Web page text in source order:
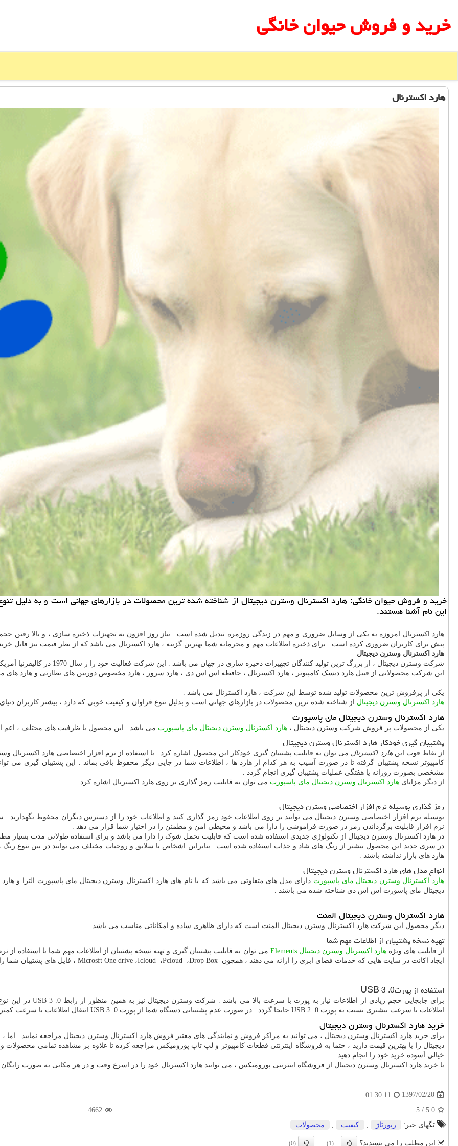
خرید و فروش حیوان خانگی
هارد اكسترنال
خرید و فروش حیوان خانگی: هارد اكسترنال وسترن دیجیتال از شناخته شده ترین محصولات در بازارهای جهانی است و به دلیل تنوع
این نام آشنا هستند.
هارد اکسترنال امروزه به یکی از وسایل ضروری و مهم در زندگی روزمره تبدیل شده است . نیاز روز افزون به تجهیزات ذخیره سازی ، و بالا رفتن حجم
پیش برای کاربران ضروری کرده است . برای ذخیره اطلاعات مهم و محرمانه شما بهترین گزینه ، هارد اکسترنال می باشد که از نظر قیمت نیز قابل
هارد اکسترنال وسترن دیجیتال
شرکت وسترن دیجیتال ، از بزرگ ترین تولید کنندگان تجهیزات ذخیره سازی در جهان می باشد . این شرکت فعالیت خود را ز سال 1970 در کالیفرنیا آمریکا آغاز کرده است .
این شرکت محصولاتی از قبیل هارد دیسک کامپیوتر ، هارد اکسترنال ، حافظه اس اس دی ، هارد سرور ، هارد مخصوص دوربین های نظارتی و هارد های
یکی از پرفروش ترین محصولات تولید شده توسط این شرکت ، هارد اکسترنال می باشد .
هارد اکسترنال وسترن دیجیتال از شناخته شده ترین محصولات در بازارهای جهانی است و بدلیل تنوع فراوان و کیفیت خوبی که دارد ، بیشتر کاربران دنیای
هارد اکسترنال وسترن دیجیتال مای پاسپورت
یکی از محصولات پر فروش شرکت وسترن دیجیتال ، هارد اکسترنال وسترن دیجیتال مای پاسپورت می باشد . این محصول با ظرفیت های مختلف ، اعم از
پشتیبان گیری خودکار هارد اکسترنال وسترن دیجیتال
از نقاط قوت اینهارد اکسترنال می توان به قابلیت پشتیبان گیری خودکار این محصول اشاره کرد . با استفاده از نرم افزار اختصاصی هارد اکسترنال
کامپیوتر نسخه پشتیبان گرفته تا در صورت آسیب به هر کدام از هارد ها ، اطلاعات شما در جایی دیگر محفوظ باقی بماند . این پشتیبان گیری می
مشخصی بصورت روزانه یا هفتگی عملیات پشتیبان گیری انجام گردد .
از دیگر مزایای هارد اکسترنال وسترن دیجیتال مای پاسپورت می توان به قابلیت رمز گذاری بر روی هارد اکسترنال اشاره کرد .
رمز گذاری بوسیله نرم افزار اختصاصی وسترن دیجیتال
بوسیله نرم افزار اختصاصی وسترن دیجیتال می توانید بر روی اطلاعات خود رمز گذاری کنید و اطلاعات خود را از دسترس دیگران محفوظ نگهدارید .
نرم افزار قابلیت برگرداندن رمز در صورت فراموشی را دارا می باشد و محیطی امن و مطمئن را در اختیار شما قرار می دهد .
در هارد اکسترنال وسترن دیجیتال از تکنولوژی جدیدی استفاده شده است که قابلیت تحمل شوک را دارا می باشد و برای استفاده طولانی مدت بسیار
در سری جدید این محصول بیشتر از رنگ های شاد و جذاب استفاده شده است . بنابراین اشخاص با سلایق و روحیات مختلف می توانند در بین تنوع رنگ
هارد های بازار نداشته باشند .
انواع مدل های هارد اکسترنال وسترن دیجیتال
هارد اکسترنال وسترن دیجیتال مای پاسپورت دارای مدل های متفاوتی می باشد که با نام های هارد اکسترنال وسترن دیجیتال مای پاسپورت الترا و
دیجیتال مای پاسورت اس اس دی شناخته شده می باشند .
هارد اکسترنال وسترن دیجیتال المنت
دیگر محصول این شرکت هارد اکسترنال وسترن دیجیتال المنت است که دارای ظاهری ساده و امکاناتی مناسب می باشد .
تهیه نسخه پشتیبان از اطلاعات مهم شما
از قابلیت های ویژههارد اکسترنال وسترن دیجیتالElements می توان به قابلیت پشتیبان گیری و تهیه نسخه پشتیبان از اطلاعات مهم شما با استفاده از
ایجاد اکانت در سایت هایی که خدمات فضای ابری را ارائه می دهند ، همچون Drop Box، Pcloud، Icloud، Microsft One drive ، فایل های پشتیبان شما
استفاده از پورتUSB 3 .0
برای جابجایی حجم زیادی از اطلاعات نیاز به پورت با سرعت بالا می باشد . شرکت وسترن دیجیتال نیز به همین منظور از رابط USB 3 .0 در این
اطلاعات با سرعت بیشتری نسبت به پورت USB 2 .0 جابجا گردد . در صورت عدم پشتیبانی دستگاه شما از پورت USB 3 .0 انتقال اطلاعات با سرعت
خرید هارد اکسترنال وسترن دیجیتال
برای خرید هارد اکسترنال وسترن دیجیتال ، می توانید به مراکز فروش و نمایندگی های معتبر فروش هارد اکسترنال وسترن دیجیتال مراجعه نمایید .
دیجیتال را با بهترین قیمت دارید ، حتما به فروشگاه اینترنتی قطعات کامپیوتر و لپ تاپ پورومیکس مراجعه کرده تا علاوه بر مشاهده تمامی
خیالی آسوده خرید خود را انجام دهید .
با خرید هارد اکسترنال وسترن دیجیتال از فروشگاه اینترنتی پورومیکس ، می توانید هارد اکسترنال خود را در اسرع وقت و در هر مکانی به صورت رایگان
1397/02/20
01:30:11
5.0
/
5
4662
تگهای خبر:
رپورتاژ كیفیت محصولات
این مطلب را می پسندید؟ (1)
(0)